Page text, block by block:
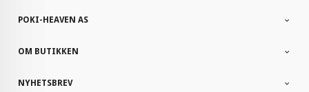
POKI-HEAVEN AS
OM BUTIKKEN
NYHETSBREV